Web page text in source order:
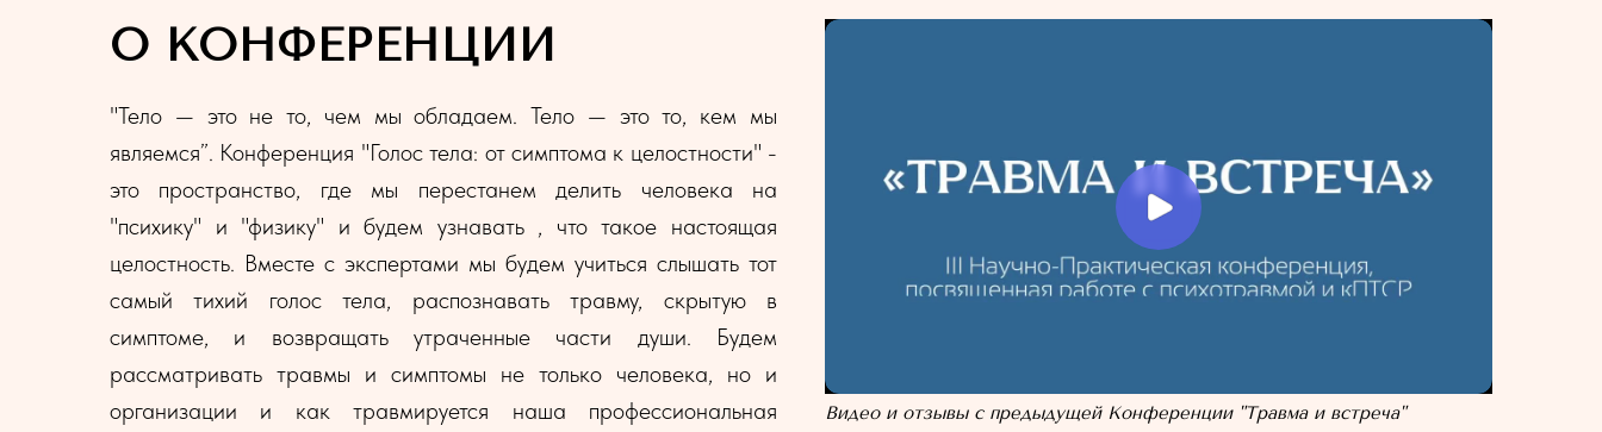
О КОНФЕРЕНЦИИ
"Тело — это не то, чем мы обладаем. Тело — это то, кем мы
являемся”. Конференция "Голос тела: от симптома к целостности" -
это пространство, где мы перестанем делить человека на
"психику" и "физику" и будем узнавать , что такое настоящая
целостность. Вместе с экспертами мы будем учиться слышать тот
самый тихий голос тела, распознавать травму, скрытую в
симптоме, и возвращать утраченные части души. Будем
рассматривать травмы и симптомы не только человека, но и
организации и как травмируется наша профессиональная
Видео и отзывы с предыдущей Конференции "Травма и встреча"